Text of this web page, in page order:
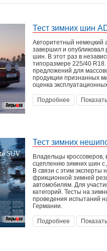
Тест зимних шин
Авторитетный немецкий
завершил и опубликовал
шин. В этот раз в
типоразмере 225/40
предложений для
продукции признанных
оценка
Подробнее
Тест зимних
Владельцы
сцеплению зимних шин с
В связи с этим эксперты
фрикционной зимней
автомобилям. Для
категорий. Тесты на
проведения испытаний
Германии.
Подробнее